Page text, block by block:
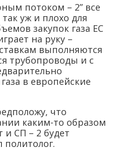
потоком – 2” все
уж и плохо для
закупок газа ЕС
на руку –
выполняются
трубопроводы и с
в европейские
что
каким-то образом
и СП – 2 будет
политолог.